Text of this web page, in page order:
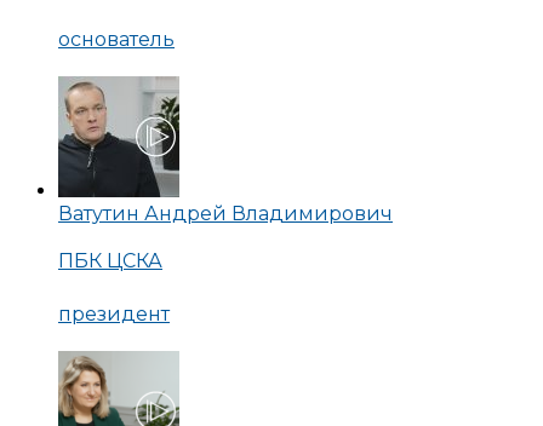
основатель
Ватутин Андрей Владимирович
ПБК ЦСКА
президент